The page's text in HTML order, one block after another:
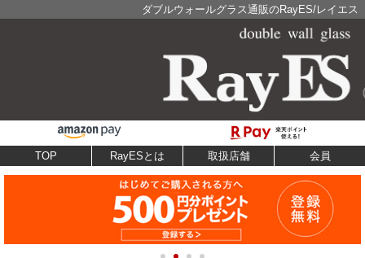
ダブルウォールグラス通販のRayES/レイエス
TOP RayESとは 取扱店舗 会員